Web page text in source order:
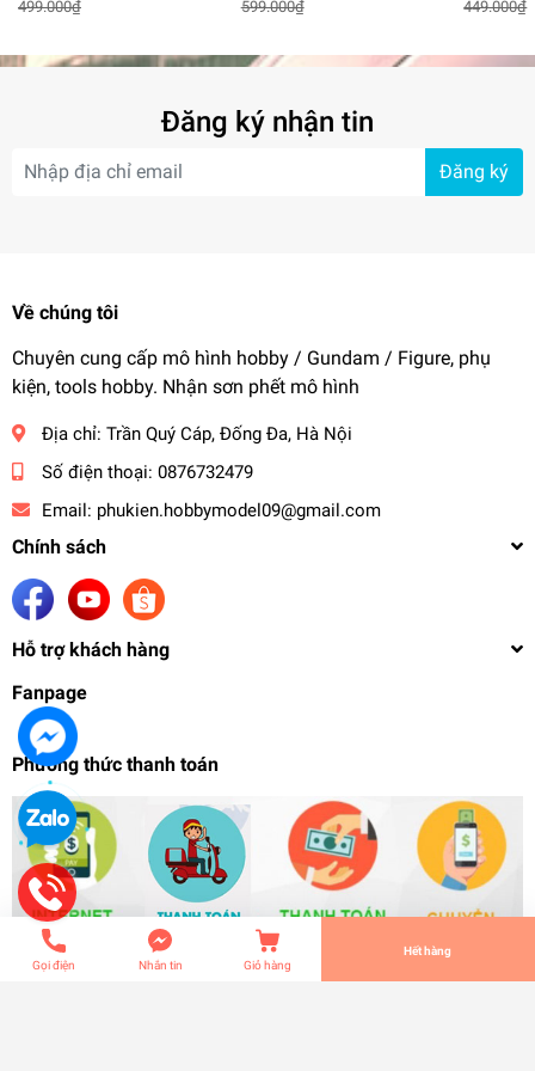
499.000₫
HGBF BANDAI
599.000₫
Model
449.000₫
Đăng ký nhận tin
Đăng ký
Về chúng tôi
Chuyên cung cấp mô hình hobby / Gundam / Figure, phụ
kiện, tools hobby. Nhận sơn phết mô hình
Địa chỉ: Trần Quý Cáp, Đống Đa, Hà Nội
Số điện thoại: 0876732479
Email: phukien.hobbymodel09@gmail.com
Chính sách
Hỗ trợ khách hàng
Fanpage
Phương thức thanh toánMô hình lắp ráp HG 1/144 Core II Real Type Color
199.000₫
undefined
Tiến Hành Thanh Toán
Gọi điện Nhắn tin Giỏ hàng
Hết hàng